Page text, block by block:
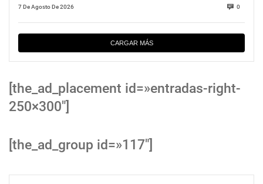
7 De Agosto De 2026 0
CARGAR MÁS
[the_ad_placement id=»entradas-right-
250×300″]
[the_ad_group id=»117″]